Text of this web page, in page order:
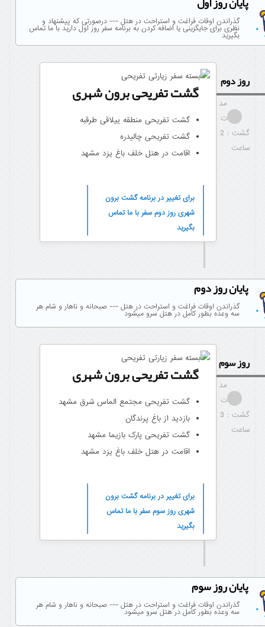
گذراندن اوقات فراغت و استراحت در هتل --- درصورتی که پیشنهاد و
نظری برای جایگزینی یا اضافه کردن به برنامه سفر روز اول دارید با ما تماس
بگیرید
روز دوم
مد
ت
گشت : 2
ساعت
گشت تفریحی برون شهری
گشت تفریحی منطقه ییلاقی طرقبه
گشت تفریحی چالیدره
اقامت در هتل خلف باغ یزد مشهد
برای تغییر در برنامه گشت برون
شهری روز دوم سفر با ما تماس
بگیرید
پایان روز دوم
گذراندن اوقات فراغت و استراحت در هتل --- صبحانه و ناهار و شام هر
سه وعده بطور کامل در هتل سرو میشود
روز سوم
مد
ت
گشت : 3
ساعت
گشت تفریحی برون شهری
گشت تفریحی مجتمع الماس شرق مشهد
بازدید از باغ پرندگان
گشت تفریحی پارک بازیما مشهد
اقامت در هتل خلف باغ یزد مشهد
برای تغییر در برنامه گشت برون
شهری روز سوم سفر با ما تماس
بگیرید
پایان روز سوم
گذراندن اوقات فراغت و استراحت در هتل --- صبحانه و ناهار و شام هر
سه وعده بطور کامل در هتل سرو میشود